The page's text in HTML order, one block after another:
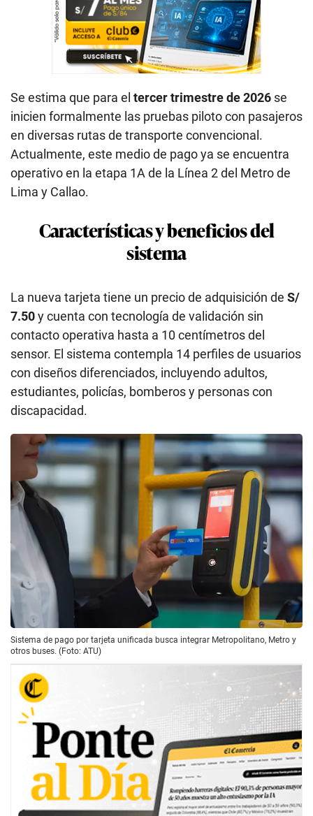
Se estima que para el tercer trimestre de 2026 se
inicien formalmente las pruebas piloto con pasajeros
en diversas rutas de transporte convencional.
Actualmente, este medio de pago ya se encuentra
operativo en la etapa 1A de la Línea 2 del Metro de
Lima y Callao.
Características y beneficios del
sistema
La nueva tarjeta tiene un precio de adquisición de S/
7.50y cuenta con tecnología de validación sin
contacto operativa hasta a 10 centímetros del
sensor. El sistema contempla 14 perfiles de usuarios
con diseños diferenciados, incluyendo adultos,
estudiantes, policías, bomberos y personas con
discapacidad.
Sistema de pago por tarjeta unificada busca integrar Metropolitano, Metro y
otros buses. (Foto: ATU)